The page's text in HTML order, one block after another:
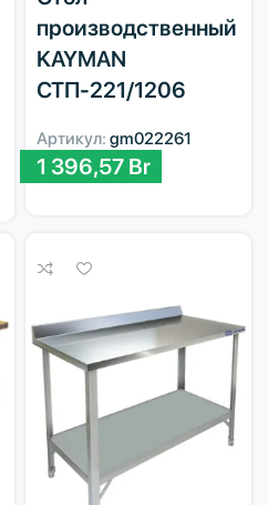
производственный
KAYMAN
СТП-221/1206
Артикул: gm022261
1 396,57 Br